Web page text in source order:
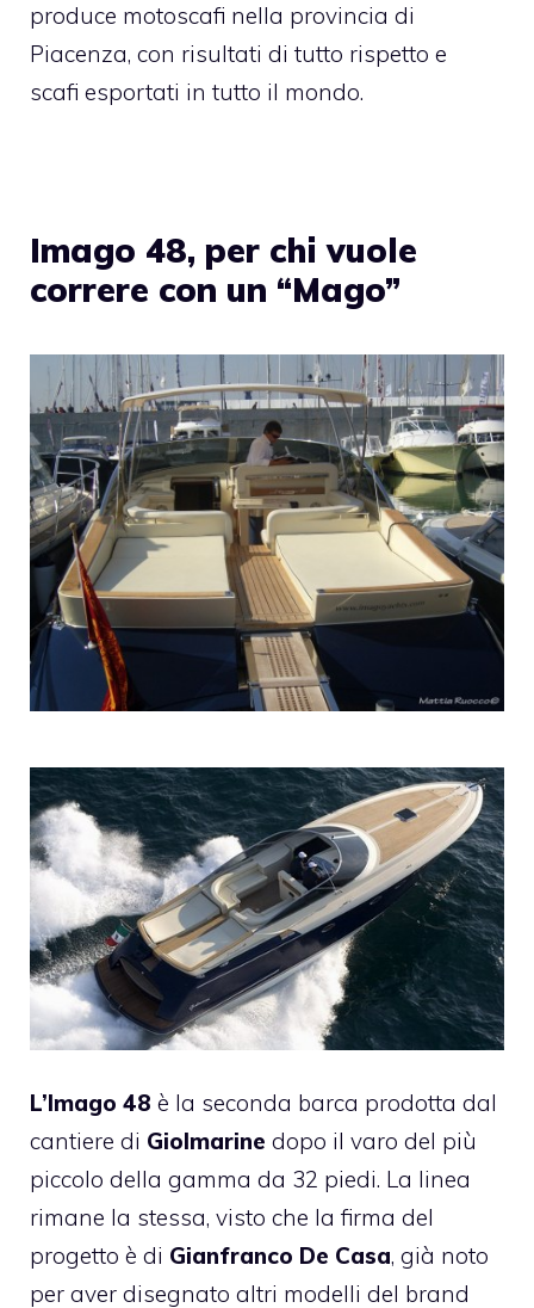
produce motoscafi nella provincia di
Piacenza, con risultati di tutto rispetto e
scafi esportati in tutto il mondo.
Imago 48, per chi vuole
correre con un “Mago”
L’Imago 48 è la seconda barca prodotta dal
cantiere di Giolmarine dopo il varo del più
piccolo della gamma da 32 piedi. La linea
rimane la stessa, visto che la firma del
progetto è di Gianfranco De Casa, già noto
per aver disegnato altri modelli del brand